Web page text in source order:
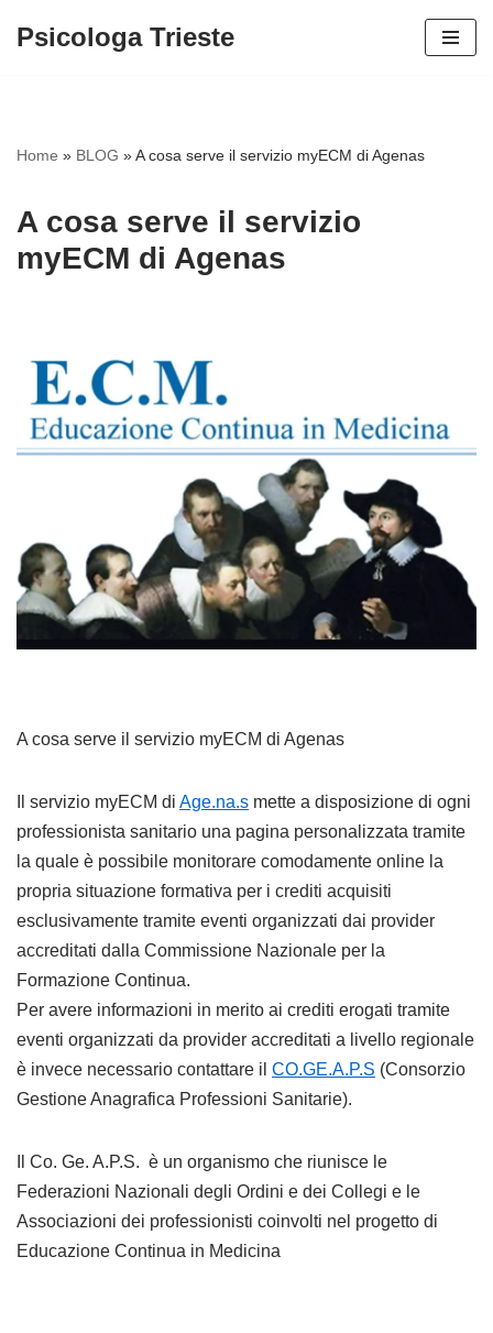
Psicologa Trieste
Home » BLOG »A cosa serve il servizio myECM di Agenas
A cosa serve il servizio
myECM di Agenas
A cosa serve il servizio myECM di Agenas
Il servizio myECM di Age.na.s mette a disposizione di ogni
professionista sanitario una pagina personalizzata tramite
la quale è possibile monitorare comodamente online la
propria situazione formativa per i crediti acquisiti
esclusivamente tramite eventi organizzati dai provider
accreditati dalla Commissione Nazionale per la
Formazione Continua.
Per avere informazioni in merito ai crediti erogati tramite
eventi organizzati da provider accreditati a livello regionale
è invece necessario contattare il CO.GE.A.P.S (Consorzio
Gestione Anagrafica Professioni Sanitarie).
Il Co. Ge. A.P.S. è un organismo che riunisce le
Federazioni Nazionali degli Ordini e dei Collegi e le
Associazioni dei professionisti coinvolti nel progetto di
Educazione Continua in Medicina